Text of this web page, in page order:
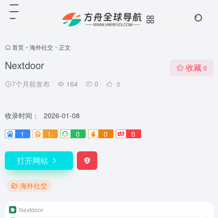
首页 • 海外社交 • 正文
Nextdoor
7个月前发布 164 0 0
收藏 0
收录时间：
2026-01-08
1
1- 0 0 0
打开网站
海外社交
Nextdoor